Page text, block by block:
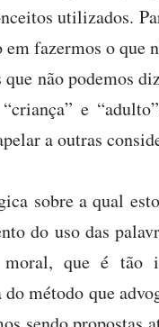
utilizados.
fazermos o que
não podemos
e
a outras
sobre a qual
do uso das
que é tão
método que